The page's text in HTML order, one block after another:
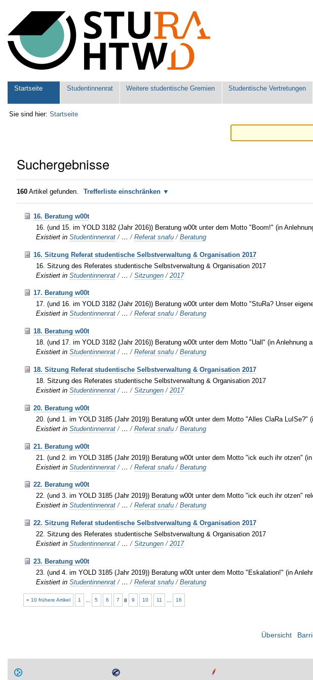
Werkzeuge
Sektionen
Startseite Studentinnenrat Weitere studentische Gremien Studentische Vertretungen
Sie sind hier: Startseite
Suchergebnisse
160 Artikel gefunden. Trefferliste einschränken
16. Beratung w00t
16. (und 15. im YOLD 3182 (Jahr 2016)) Beratung w00t unter dem Motto "Boom!" (in
Existiert in Studentinnenrat / …/Referat snafu /Beratung
16. Sitzung Referat studentische Selbstverwaltung & Organisation 2017
16. Sitzung des Referates studentische Selbstverwaltung & Organisation 2017
Existiert in Studentinnenrat / …/Sitzungen /2017
17. Beratung w00t
17. (und 16. im YOLD 3182 (Jahr 2016)) Beratung w00t unter dem Motto "StuRa? Unser
Existiert in Studentinnenrat / …/Referat snafu /Beratung
18. Beratung w00t
18. (und 17. im YOLD 3182 (Jahr 2016)) Beratung w00t unter dem Motto "Uall" (in Anlehnung
Existiert in Studentinnenrat / …/Referat snafu /Beratung
18. Sitzung Referat studentische Selbstverwaltung & Organisation 2017
18. Sitzung des Referates studentische Selbstverwaltung & Organisation 2017
Existiert in Studentinnenrat / …/Sitzungen /2017
20. Beratung w00t
20. (und 1. im YOLD 3185 (Jahr 2019)) Beratung w00t unter dem Motto "Alles ClaRa LuISe?"
Existiert in Studentinnenrat / …/Referat snafu /Beratung
21. Beratung w00t
21. (und 2. im YOLD 3185 (Jahr 2019)) Beratung w00t unter dem Motto "ick euch ihr otzen"
Existiert in Studentinnenrat / …/Referat snafu /Beratung
22. Beratung w00t
22. (und 3. im YOLD 3185 (Jahr 2019)) Beratung w00t unter dem Motto "ick euch ihr otzen"
Existiert in Studentinnenrat / …/Referat snafu /Beratung
22. Sitzung Referat studentische Selbstverwaltung & Organisation 2017
22. Sitzung des Referates studentische Selbstverwaltung & Organisation 2017
Existiert in Studentinnenrat / …/Sitzungen /2017
23. Beratung w00t
23. (und 4. im YOLD 3185 (Jahr 2019)) Beratung w00t unter dem Motto "Eskalation!" (in
Existiert in Studentinnenrat / …/Referat snafu /Beratung
« 10 frühere Artikel 1 5 6 7 8 9 10 11 16
Übersicht